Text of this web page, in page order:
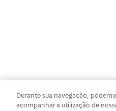
Durante sua navegação,
acompanhar a utilização de